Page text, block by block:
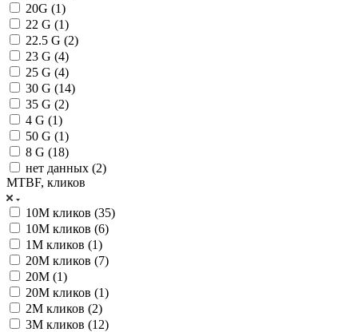
20G (1)
22 G (1)
22.5 G (2)
23 G (4)
25 G (4)
30 G (14)
35 G (2)
4 G (1)
50 G (1)
8 G (18)
нет данных (2)
MTBF, кликов
10M кликов (35)
10М кликов (6)
1М кликов (1)
20M кликов (7)
20М (1)
20М кликов (1)
2М кликов (2)
3M кликов (12)